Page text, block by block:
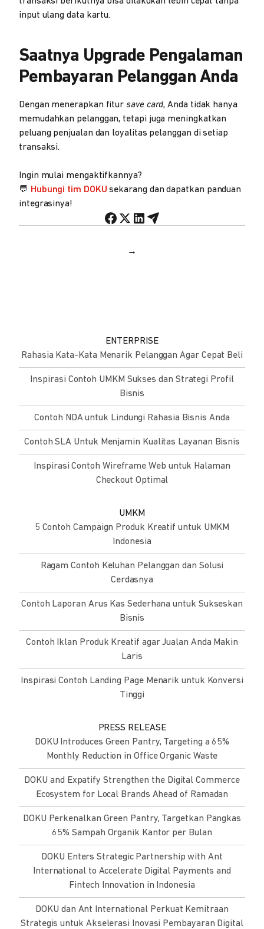
input ulang data kartu.
Saatnya Upgrade Pengalaman
Pembayaran Pelanggan Anda
Dengan menerapkan fitur save card, Anda tidak hanya
memudahkan pelanggan, tetapi juga meningkatkan
peluang penjualan dan loyalitas pelanggan di setiap
transaksi.
Ingin mulai mengaktifkannya?
💬 Hubungi tim DOKU sekarang dan dapatkan panduan
integrasinya!
→
ENTERPRISE
Rahasia Kata-Kata Menarik Pelanggan Agar Cepat Beli
Inspirasi Contoh UMKM Sukses dan Strategi Profil
Bisnis
Contoh NDA untuk Lindungi Rahasia Bisnis Anda
Contoh SLA Untuk Menjamin Kualitas Layanan Bisnis
Inspirasi Contoh Wireframe Web untuk Halaman
Checkout Optimal
UMKM
5 Contoh Campaign Produk Kreatif untuk UMKM
Indonesia
Ragam Contoh Keluhan Pelanggan dan Solusi
Cerdasnya
Contoh Laporan Arus Kas Sederhana untuk Sukseskan
Bisnis
Contoh Iklan Produk Kreatif agar Jualan Anda Makin
Laris
Inspirasi Contoh Landing Page Menarik untuk Konversi
Tinggi
PRESS RELEASE
DOKU Introduces Green Pantry, Targeting a 65%
Monthly Reduction in Office Organic Waste
DOKU and Expatify Strengthen the Digital Commerce
Ecosystem for Local Brands Ahead of Ramadan
DOKU Perkenalkan Green Pantry, Targetkan Pangkas
65% Sampah Organik Kantor per Bulan
DOKU Enters Strategic Partnership with Ant
International to Accelerate Digital Payments and
Fintech Innovation in Indonesia
DOKU dan Ant International Perkuat Kemitraan
Strategis untuk Akselerasi Inovasi Pembayaran Digital